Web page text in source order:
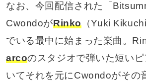
なお、今回配信された「
CwondoがRinko（Yuki
でいる最中に始まった楽曲。
arcoのスタジオで弾いた短い
いてそれを元にCwondoがその